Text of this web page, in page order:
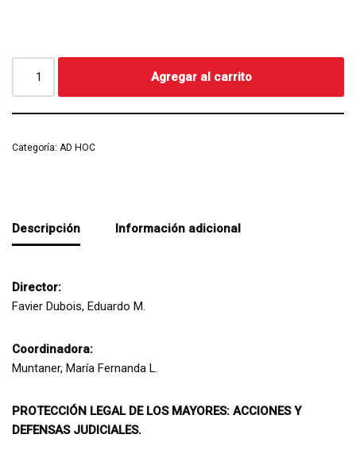
Agregar al carrito
Categoría: AD HOC
Descripción Información adicional
Director:
Favier Dubois, Eduardo M.
Coordinadora:
Muntaner, María Fernanda L.
PROTECCIÓN LEGAL DE LOS MAYORES: ACCIONES Y
DEFENSAS JUDICIALES.